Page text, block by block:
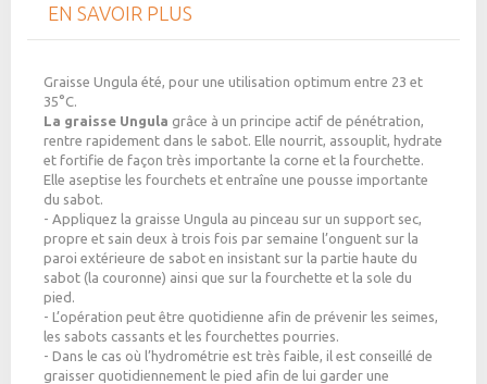
EN SAVOIR PLUS
Graisse Ungula été, pour une utilisation optimum entre 23 et
35°C.
La graisse Ungula grâce à un principe actif de pénétration,
rentre rapidement dans le sabot. Elle nourrit, assouplit, hydrate
et fortifie de façon très importante la corne et la fourchette.
Elle aseptise les fourchets et entraîne une pousse importante
du sabot.
- Appliquez la graisse Ungula au pinceau sur un support sec,
propre et sain deux à trois fois par semaine l’onguent sur la
paroi extérieure de sabot en insistant sur la partie haute du
sabot (la couronne) ainsi que sur la fourchette et la sole du
pied.
- L’opération peut être quotidienne afin de prévenir les seimes,
les sabots cassants et les fourchettes pourries.
- Dans le cas où l’hydrométrie est très faible, il est conseillé de
graisser quotidiennement le pied afin de lui garder une